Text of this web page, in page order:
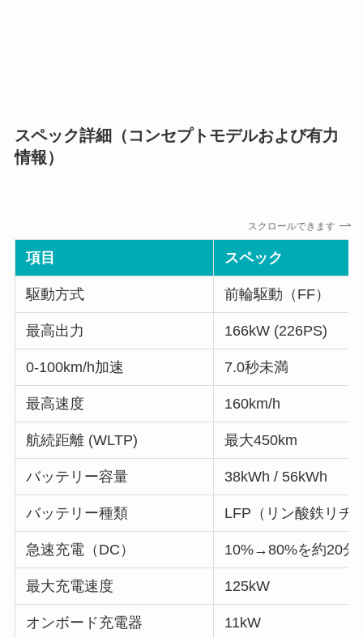
スペック詳細（コンセプトモデルおよび有力
情報）
スクロールできます
項目 スペック
駆動方式 前輪駆動（FF）
最高出力 166kW (226PS)
0-100km/h加速 7.0秒未満
最高速度 160km/h
航続距離 (WLTP) 最大450km
バッテリー容量 38kWh / 56kWh
バッテリー種類 LFP（リン酸鉄リチ
急速充電（DC） 10%→80%を約20分
最大充電速度 125kW
オンボード充電器 11kW